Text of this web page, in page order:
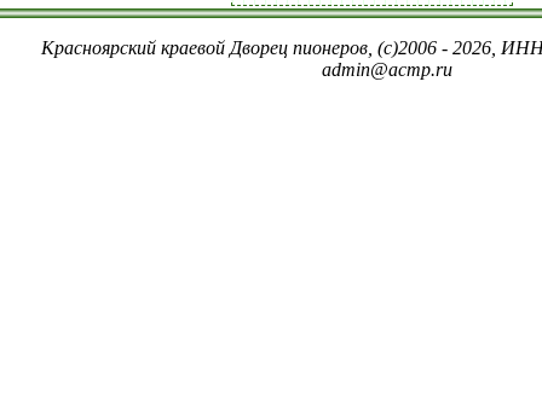
Красноярский краевой Дворец пионеров, (c)2006 - 2026,
admin@acmp.ru